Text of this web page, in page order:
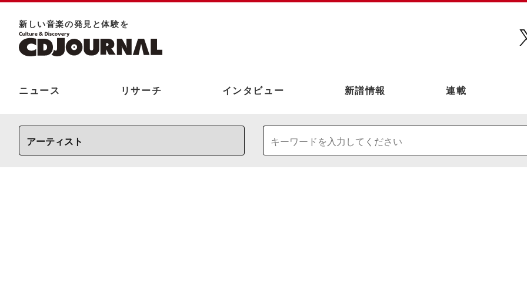
新しい⾳楽の発⾒と体験を
ニュース リサーチ インタビュー 新譜情報 連載